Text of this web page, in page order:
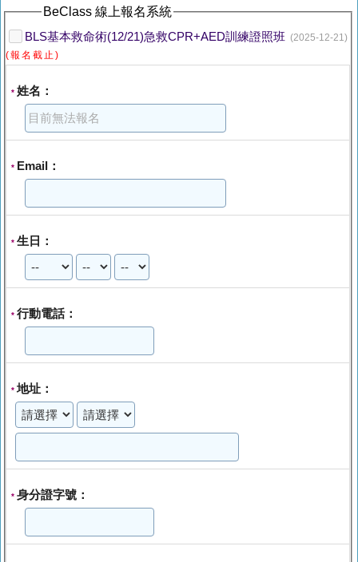
BeClass 線上報名系統
BLS基本救命術(12/21)急救CPR+AED訓練證照班 (2025-12-21)
(報名截止)
* 姓名：
* Email：
* 生日：
* 行動電話：
*地址：
* 身分證字號：